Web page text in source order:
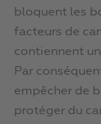
bloquent les
facteurs de
contiennent
Par
empêcher de
protéger du